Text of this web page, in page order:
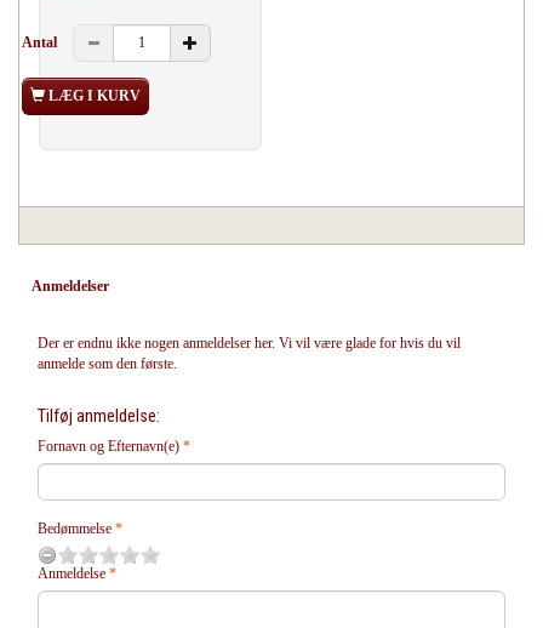
Antal
LÆG I KURV
Anmeldelser
Der er endnu ikke nogen anmeldelser her. Vi vil være glade for hvis du vil
anmelde som den første.
Tilføj anmeldelse:
Fornavn og Efternavn(e)
Bedømmelse
Anmeldelse